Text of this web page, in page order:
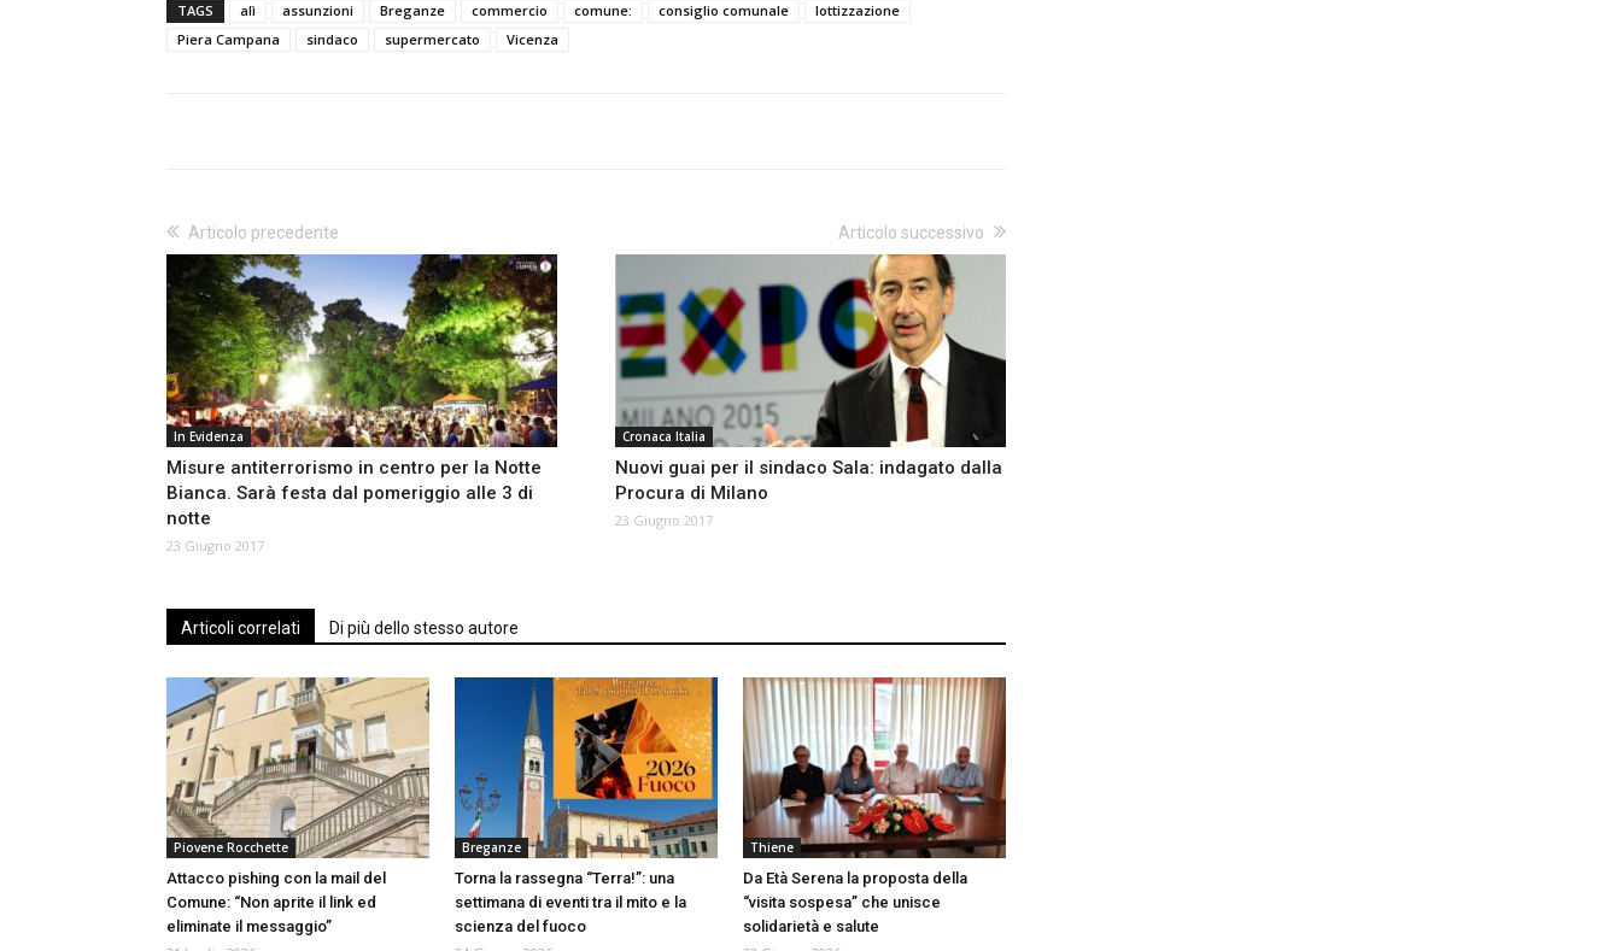
TAGS alì assunzioni Breganze commercio comune: consiglio comunale
lottizzazione
Piera Campana
sindaco supermercato Vicenza
Articolo precedente
In Evidenza
Misure antiterrorismo in centro per la Notte
Bianca. Sarà festa dal pomeriggio alle 3 di
notte
23 Giugno 2017
Articolo successivo
Cronaca Italia
Nuovi guai per il sindaco Sala: indagato dalla
Procura di Milano
23 Giugno 2017
Articoli correlati Di più dello stesso autore
Piovene Rocchette
Attacco pishing con la mail del
Comune: “Non aprite il link ed
eliminate il messaggio”
Breganze
Torna la rassegna “Terra!”: una
settimana di eventi tra il mito e la
scienza del fuoco
Thiene
Da Età Serena la proposta della
“visita sospesa” che unisce
solidarietà e salute